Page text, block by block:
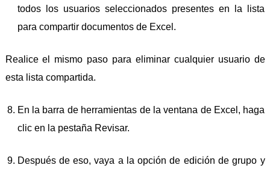
todos los usuarios seleccionados presentes en la lista
para compartir documentos de Excel.
Realice el mismo paso para eliminar cualquier usuario de
esta lista compartida.
En la barra de herramientas de la ventana de Excel, haga
clic en la pestaña Revisar.
Después de eso, vaya a la opción de edición de grupo y